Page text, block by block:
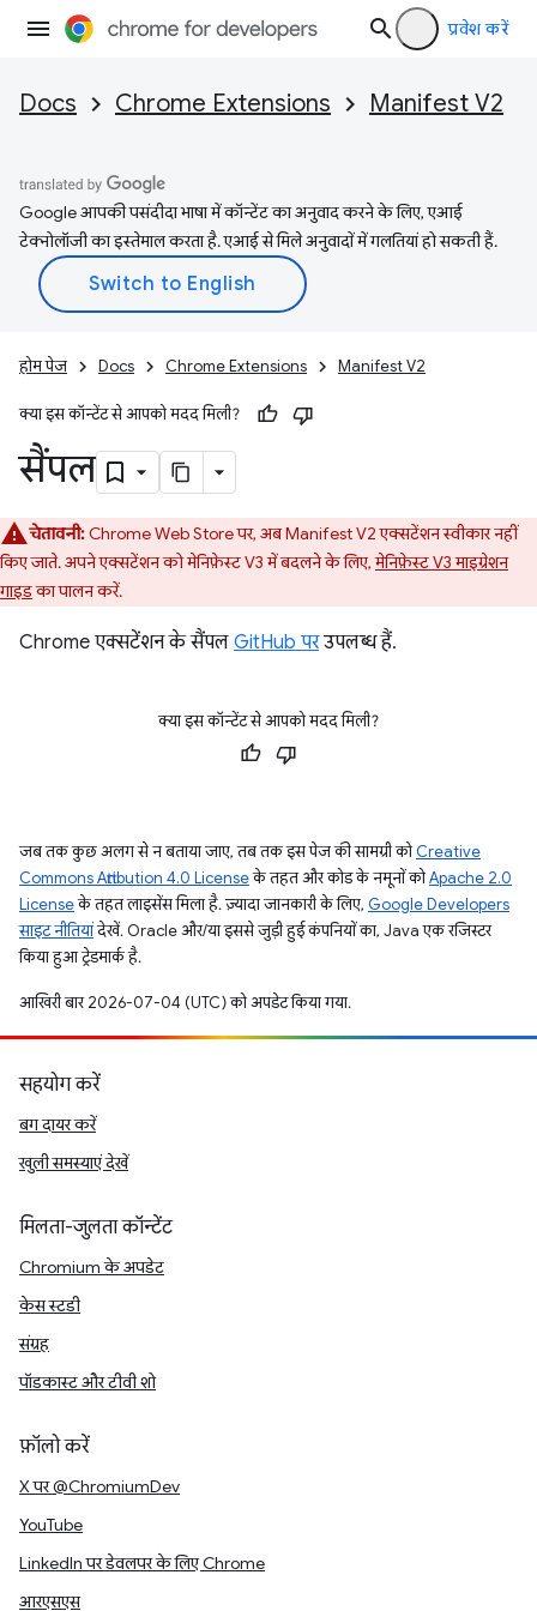
प्रवेश करें
Docs Chrome Extensions Manifest V2
Google आपकी पसंदीदा भाषा में कॉन्टेंट का अनुवाद करने के लिए, एआई
टेक्नोलॉजी का इस्तेमाल करता है. एआई से मिले अनुवादों में गलतियां हो सकती हैं.
होम पेज Docs Chrome Extensions Manifest V2
क्या इस कॉन्टेंट से आपको मदद मिली?
सैंपल
चेतावनी:Chrome Web Store पर, अब Manifest V2 एक्सटेंशन स्वीकार नहीं
किए जाते. अपने एक्सटेंशन को मेनिफ़ेस्ट V3 में बदलने के लिए,मेनिफ़ेस्ट V3 माइग्रेशन
गाइडका पालन करें.
Chrome एक्सटेंशन के सैंपल GitHub परउपलब्ध हैं.
क्या इस कॉन्टेंट से आपको मदद मिली?
जब तक कुछ अलग से न बताया जाए, तब तक इस पेज की सामग्री कोCreative
Commons Attribution 4.0 Licenseके तहत और कोड के नमूनों कोApache 2.0
Licenseके तहत लाइसेंस मिला है. ज़्यादा जानकारी के लिए, Google Developers
साइट नीतियांदेखें. Oracle और/या इससे जुड़ी हुई कंपनियों का, Java एक रजिस्टर
किया हुआ ट्रेडमार्क है.
आखिरी बार 2026-07-04 (UTC) को अपडेट किया गया.
सहयोग करें
बग दायर करें
खुली समस्याएं देखें
मिलता-जुलता कॉन्टेंट
Chromium के अपडेट
केस स्टडी
संग्रह
पॉडकास्ट और टीवी शो
फ़ॉलो करें
X पर @ChromiumDev
YouTube
LinkedIn पर डेवलपर के लिए Chrome
आरएसएस